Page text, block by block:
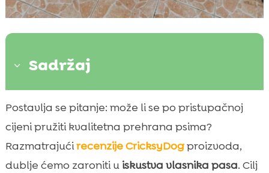
3 Sadržaj
 Uvod u CricksyDog pseću hranu
 Značajke CricksyDog hrane
 Raznovrsnost proizvoda CricksyDog
 Hypoallergenic opcije CricksyDog
Postavlja se pitanje: može li se po pristupačnoj
cijeni pružiti kvalitetna prehrana psima?
RazmatrajućirecenzijeCricksyDogproizvoda,
dublje ćemo zaroniti u iskustva vlasnika pasa. Cilj